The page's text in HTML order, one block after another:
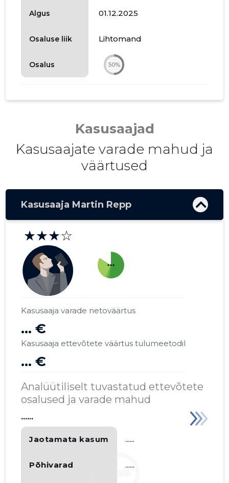
Algus
Osaluse liik
Osalus
01.12.2025
Lihtomand
50%
Kasusaajad
Kasusaajate varade mahud ja
väärtused
Kasusaaja Martin Repp
★★★☆
more_horiz
Kasusaaja varade netoväärtus
... €
Kasusaaja ettevõtete väärtus tulumeetodil
... €
Analüütiliselt tuvastatud ettevõtete
osalused ja varade mahud
Jaotamata kasum
Põhivarad
......
......
......